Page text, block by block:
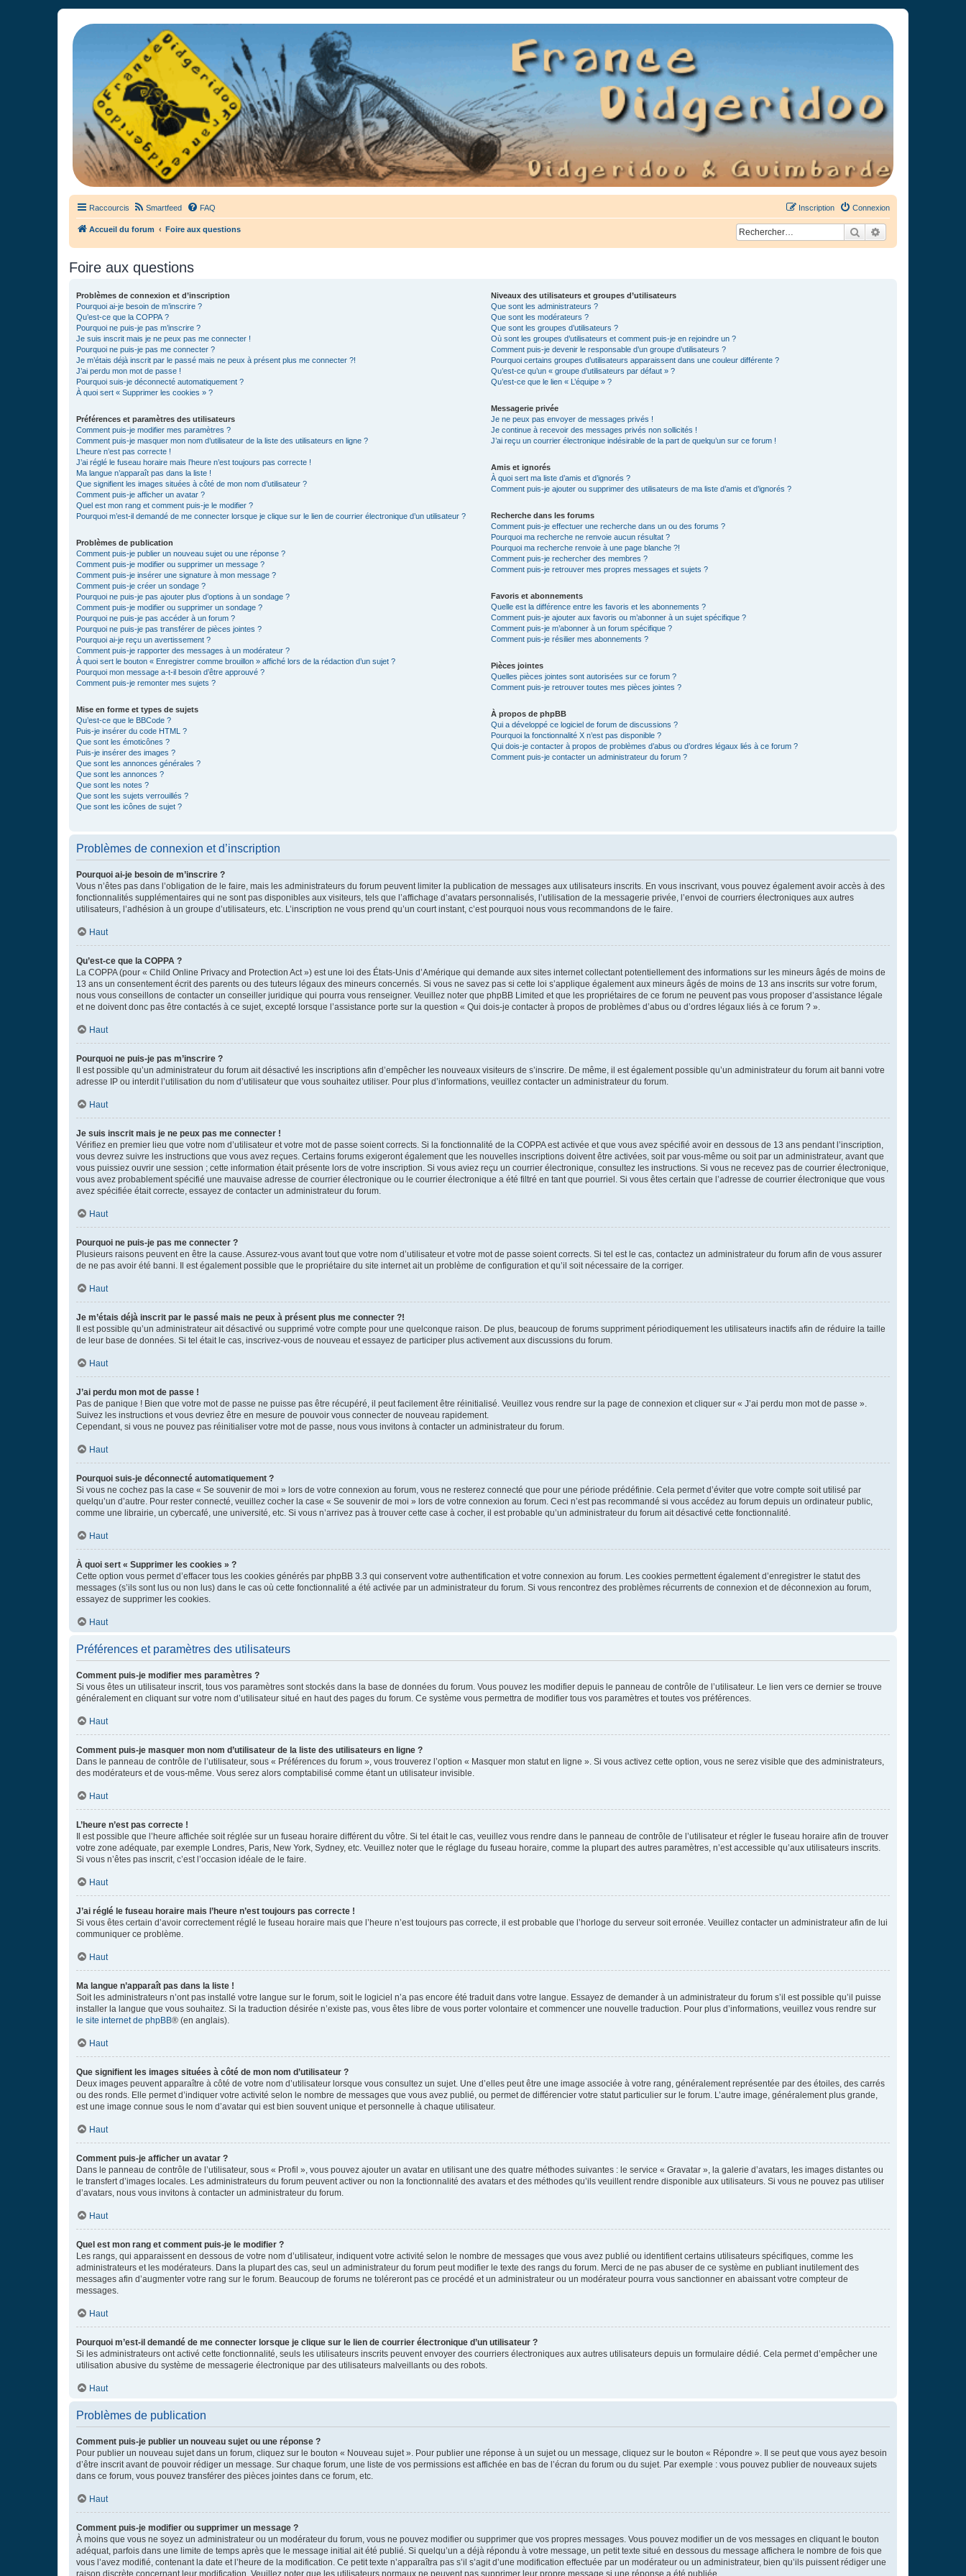
France Didgeridoo
Didgeridoo et Guimbarde sur France Didgeridoo - retrouvez la communauté.
Raccourcis Smartfeed FAQ Connexion
Inscription
Accueil du forum Foire aux questions Rechercher
Foire aux questions
Problèmes de connexion et d’inscription
Pourquoi ai-je besoin de m’inscrire ?
Qu’est-ce que la COPPA ?
Pourquoi ne puis-je pas m’inscrire ?
Je suis inscrit mais je ne peux pas me connecter !
Pourquoi ne puis-je pas me connecter ?
Je m’étais déjà inscrit par le passé mais ne peux à présent plus me connecter ?!
J’ai perdu mon mot de passe !
Pourquoi suis-je déconnecté automatiquement ?
À quoi sert « Supprimer les cookies » ?
Préférences et paramètres des utilisateurs
Comment puis-je modifier mes paramètres ?
Comment puis-je masquer mon nom d’utilisateur de la liste des utilisateurs en ligne ?
L’heure n’est pas correcte !
J’ai réglé le fuseau horaire mais l’heure n’est toujours pas correcte !
Ma langue n’apparaît pas dans la liste !
Que signifient les images situées à côté de mon nom d’utilisateur ?
Comment puis-je afficher un avatar ?
Quel est mon rang et comment puis-je le modifier ?
Pourquoi m’est-il demandé de me connecter lorsque je clique sur le lien de courrier électronique d’un utilisateur ?
Problèmes de publication
Comment puis-je publier un nouveau sujet ou une réponse ?
Comment puis-je modifier ou supprimer un message ?
Comment puis-je insérer une signature à mon message ?
Comment puis-je créer un sondage ?
Pourquoi ne puis-je pas ajouter plus d’options à un sondage ?
Comment puis-je modifier ou supprimer un sondage ?
Pourquoi ne puis-je pas accéder à un forum ?
Pourquoi ne puis-je pas transférer de pièces jointes ?
Pourquoi ai-je reçu un avertissement ?
Comment puis-je rapporter des messages à un modérateur ?
À quoi sert le bouton « Enregistrer comme brouillon » affiché lors de la rédaction d’un sujet ?
Pourquoi mon message a-t-il besoin d’être approuvé ?
Comment puis-je remonter mes sujets ?
Mise en forme et types de sujets
Qu’est-ce que le BBCode ?
Puis-je insérer du code HTML ?
Que sont les émoticônes ?
Puis-je insérer des images ?
Que sont les annonces générales ?
Que sont les annonces ?
Que sont les notes ?
Que sont les sujets verrouillés ?
Que sont les icônes de sujet ?
Niveaux des utilisateurs et groupes d’utilisateurs
Que sont les administrateurs ?
Que sont les modérateurs ?
Que sont les groupes d’utilisateurs ?
Où sont les groupes d’utilisateurs et comment puis-je en rejoindre un ?
Comment puis-je devenir le responsable d’un groupe d’utilisateurs ?
Pourquoi certains groupes d’utilisateurs apparaissent dans une couleur différente ?
Qu’est-ce qu’un « groupe d’utilisateurs par défaut » ?
Qu’est-ce que le lien « L’équipe » ?
Messagerie privée
Je ne peux pas envoyer de messages privés !
Je continue à recevoir des messages privés non sollicités !
J’ai reçu un courrier électronique indésirable de la part de quelqu’un sur ce forum !
Amis et ignorés
À quoi sert ma liste d’amis et d’ignorés ?
Comment puis-je ajouter ou supprimer des utilisateurs de ma liste d’amis et d’ignorés ?
Recherche dans les forums
Comment puis-je effectuer une recherche dans un ou des forums ?
Pourquoi ma recherche ne renvoie aucun résultat ?
Pourquoi ma recherche renvoie à une page blanche ?!
Comment puis-je rechercher des membres ?
Comment puis-je retrouver mes propres messages et sujets ?
Favoris et abonnements
Quelle est la différence entre les favoris et les abonnements ?
Comment puis-je ajouter aux favoris ou m’abonner à un sujet spécifique ?
Comment puis-je m’abonner à un forum spécifique ?
Comment puis-je résilier mes abonnements ?
Pièces jointes
Quelles pièces jointes sont autorisées sur ce forum ?
Comment puis-je retrouver toutes mes pièces jointes ?
À propos de phpBB
Qui a développé ce logiciel de forum de discussions ?
Pourquoi la fonctionnalité X n’est pas disponible ?
Qui dois-je contacter à propos de problèmes d’abus ou d’ordres légaux liés à ce forum ?
Comment puis-je contacter un administrateur du forum ?
Problèmes de connexion et d’inscription
Pourquoi ai-je besoin de m’inscrire ?
Vous n’êtes pas dans l’obligation de le faire, mais les administrateurs du forum peuvent limiter la publication de messages aux utilisateurs inscrits. En vous inscrivant, vous pouvez également avoir accès à des
fonctionnalités supplémentaires qui ne sont pas disponibles aux visiteurs, tels que l’affichage d’avatars personnalisés, l’utilisation de la messagerie privée, l’envoi de courriers électroniques aux autres
utilisateurs, l’adhésion à un groupe d’utilisateurs, etc. L’inscription ne vous prend qu’un court instant, c’est pourquoi nous vous recommandons de le faire.
Haut
Qu’est-ce que la COPPA ?
La COPPA (pour « Child Online Privacy and Protection Act ») est une loi des États-Unis d’Amérique qui demande aux sites internet collectant potentiellement des informations sur les mineurs âgés de moins de
13 ans un consentement écrit des parents ou des tuteurs légaux des mineurs concernés. Si vous ne savez pas si cette loi s’applique également aux mineurs âgés de moins de 13 ans inscrits sur votre forum,
nous vous conseillons de contacter un conseiller juridique qui pourra vous renseigner. Veuillez noter que phpBB Limited et que les propriétaires de ce forum ne peuvent pas vous proposer d’assistance légale
et ne doivent donc pas être contactés à ce sujet, excepté lorsque l’assistance porte sur la question « Qui dois-je contacter à propos de problèmes d’abus ou d’ordres légaux liés à ce forum ? ».
Haut
Pourquoi ne puis-je pas m’inscrire ?
Il est possible qu’un administrateur du forum ait désactivé les inscriptions afin d’empêcher les nouveaux visiteurs de s’inscrire. De même, il est également possible qu’un administrateur du forum ait banni votre
adresse IP ou interdit l’utilisation du nom d’utilisateur que vous souhaitez utiliser. Pour plus d’informations, veuillez contacter un administrateur du forum.
Haut
Je suis inscrit mais je ne peux pas me connecter !
Vérifiez en premier lieu que votre nom d’utilisateur et votre mot de passe soient corrects. Si la fonctionnalité de la COPPA est activée et que vous avez spécifié avoir en dessous de 13 ans pendant l’inscription,
vous devrez suivre les instructions que vous avez reçues. Certains forums exigeront également que les nouvelles inscriptions doivent être activées, soit par vous-même ou soit par un administrateur, avant que
vous puissiez ouvrir une session ; cette information était présente lors de votre inscription. Si vous aviez reçu un courrier électronique, consultez les instructions. Si vous ne recevez pas de courrier électronique,
vous avez probablement spécifié une mauvaise adresse de courrier électronique ou le courrier électronique a été filtré en tant que pourriel. Si vous êtes certain que l’adresse de courrier électronique que vous
avez spécifiée était correcte, essayez de contacter un administrateur du forum.
Haut
Pourquoi ne puis-je pas me connecter ?
Plusieurs raisons peuvent en être la cause. Assurez-vous avant tout que votre nom d’utilisateur et votre mot de passe soient corrects. Si tel est le cas, contactez un administrateur du forum afin de vous assurer
de ne pas avoir été banni. Il est également possible que le propriétaire du site internet ait un problème de configuration et qu’il soit nécessaire de la corriger.
Haut
Je m’étais déjà inscrit par le passé mais ne peux à présent plus me connecter ?!
Il est possible qu’un administrateur ait désactivé ou supprimé votre compte pour une quelconque raison. De plus, beaucoup de forums suppriment périodiquement les utilisateurs inactifs afin de réduire la taille
de leur base de données. Si tel était le cas, inscrivez-vous de nouveau et essayez de participer plus activement aux discussions du forum.
Haut
J’ai perdu mon mot de passe !
Pas de panique ! Bien que votre mot de passe ne puisse pas être récupéré, il peut facilement être réinitialisé. Veuillez vous rendre sur la page de connexion et cliquer sur « J’ai perdu mon mot de passe ».
Suivez les instructions et vous devriez être en mesure de pouvoir vous connecter de nouveau rapidement.
Cependant, si vous ne pouvez pas réinitialiser votre mot de passe, nous vous invitons à contacter un administrateur du forum.
Haut
Pourquoi suis-je déconnecté automatiquement ?
Si vous ne cochez pas la case « Se souvenir de moi » lors de votre connexion au forum, vous ne resterez connecté que pour une période prédéfinie. Cela permet d’éviter que votre compte soit utilisé par
quelqu’un d’autre. Pour rester connecté, veuillez cocher la case « Se souvenir de moi » lors de votre connexion au forum. Ceci n’est pas recommandé si vous accédez au forum depuis un ordinateur public,
comme une librairie, un cybercafé, une université, etc. Si vous n’arrivez pas à trouver cette case à cocher, il est probable qu’un administrateur du forum ait désactivé cette fonctionnalité.
Haut
À quoi sert « Supprimer les cookies » ?
Cette option vous permet d’effacer tous les cookies générés par phpBB 3.3 qui conservent votre authentification et votre connexion au forum. Les cookies permettent également d’enregistrer le statut des
messages (s’ils sont lus ou non lus) dans le cas où cette fonctionnalité a été activée par un administrateur du forum. Si vous rencontrez des problèmes récurrents de connexion et de déconnexion au forum,
essayez de supprimer les cookies.
Haut
Préférences et paramètres des utilisateurs
Comment puis-je modifier mes paramètres ?
Si vous êtes un utilisateur inscrit, tous vos paramètres sont stockés dans la base de données du forum. Vous pouvez les modifier depuis le panneau de contrôle de l’utilisateur. Le lien vers ce dernier se trouve
généralement en cliquant sur votre nom d’utilisateur situé en haut des pages du forum. Ce système vous permettra de modifier tous vos paramètres et toutes vos préférences.
Haut
Comment puis-je masquer mon nom d’utilisateur de la liste des utilisateurs en ligne ?
Dans le panneau de contrôle de l’utilisateur, sous « Préférences du forum », vous trouverez l’option « Masquer mon statut en ligne ». Si vous activez cette option, vous ne serez visible que des administrateurs,
des modérateurs et de vous-même. Vous serez alors comptabilisé comme étant un utilisateur invisible.
Haut
L’heure n’est pas correcte !
Il est possible que l’heure affichée soit réglée sur un fuseau horaire différent du vôtre. Si tel était le cas, veuillez vous rendre dans le panneau de contrôle de l’utilisateur et régler le fuseau horaire afin de trouver
votre zone adéquate, par exemple Londres, Paris, New York, Sydney, etc. Veuillez noter que le réglage du fuseau horaire, comme la plupart des autres paramètres, n’est accessible qu’aux utilisateurs inscrits.
Si vous n’êtes pas inscrit, c’est l’occasion idéale de le faire.
Haut
J’ai réglé le fuseau horaire mais l’heure n’est toujours pas correcte !
Si vous êtes certain d’avoir correctement réglé le fuseau horaire mais que l’heure n’est toujours pas correcte, il est probable que l’horloge du serveur soit erronée. Veuillez contacter un administrateur afin de lui
communiquer ce problème.
Haut
Ma langue n’apparaît pas dans la liste !
Soit les administrateurs n’ont pas installé votre langue sur le forum, soit le logiciel n’a pas encore été traduit dans votre langue. Essayez de demander à un administrateur du forum s’il est possible qu’il puisse
installer la langue que vous souhaitez. Si la traduction désirée n’existe pas, vous êtes libre de vous porter volontaire et commencer une nouvelle traduction. Pour plus d’informations, veuillez vous rendre sur
le site internet de phpBB® (en anglais).
Haut
Que signifient les images situées à côté de mon nom d’utilisateur ?
Deux images peuvent apparaître à côté de votre nom d’utilisateur lorsque vous consultez un sujet. Une d’elles peut être une image associée à votre rang, généralement représentée par des étoiles, des carrés
ou des ronds. Elle permet d’indiquer votre activité selon le nombre de messages que vous avez publié, ou permet de différencier votre statut particulier sur le forum. L’autre image, généralement plus grande,
est une image connue sous le nom d’avatar qui est bien souvent unique et personnelle à chaque utilisateur.
Haut
Comment puis-je afficher un avatar ?
Dans le panneau de contrôle de l’utilisateur, sous « Profil », vous pouvez ajouter un avatar en utilisant une des quatre méthodes suivantes : le service « Gravatar », la galerie d’avatars, les images distantes ou
le transfert d’images locales. Les administrateurs du forum peuvent activer ou non la fonctionnalité des avatars et des méthodes qu’ils veuillent rendre disponible aux utilisateurs. Si vous ne pouvez pas utiliser
d’avatars, nous vous invitons à contacter un administrateur du forum.
Haut
Quel est mon rang et comment puis-je le modifier ?
Les rangs, qui apparaissent en dessous de votre nom d’utilisateur, indiquent votre activité selon le nombre de messages que vous avez publié ou identifient certains utilisateurs spécifiques, comme les
administrateurs et les modérateurs. Dans la plupart des cas, seul un administrateur du forum peut modifier le texte des rangs du forum. Merci de ne pas abuser de ce système en publiant inutilement des
messages afin d’augmenter votre rang sur le forum. Beaucoup de forums ne toléreront pas ce procédé et un administrateur ou un modérateur pourra vous sanctionner en abaissant votre compteur de
messages.
Haut
Pourquoi m’est-il demandé de me connecter lorsque je clique sur le lien de courrier électronique d’un utilisateur ?
Si les administrateurs ont activé cette fonctionnalité, seuls les utilisateurs inscrits peuvent envoyer des courriers électroniques aux autres utilisateurs depuis un formulaire dédié. Cela permet d’empêcher une
utilisation abusive du système de messagerie électronique par des utilisateurs malveillants ou des robots.
Haut
Problèmes de publication
Comment puis-je publier un nouveau sujet ou une réponse ?
Pour publier un nouveau sujet dans un forum, cliquez sur le bouton « Nouveau sujet ». Pour publier une réponse à un sujet ou un message, cliquez sur le bouton « Répondre ». Il se peut que vous ayez besoin
d’être inscrit avant de pouvoir rédiger un message. Sur chaque forum, une liste de vos permissions est affichée en bas de l’écran du forum ou du sujet. Par exemple : vous pouvez publier de nouveaux sujets
dans ce forum, vous pouvez transférer des pièces jointes dans ce forum, etc.
Haut
Comment puis-je modifier ou supprimer un message ?
À moins que vous ne soyez un administrateur ou un modérateur du forum, vous ne pouvez modifier ou supprimer que vos propres messages. Vous pouvez modifier un de vos messages en cliquant le bouton
adéquat, parfois dans une limite de temps après que le message initial ait été publié. Si quelqu’un a déjà répondu à votre message, un petit texte situé en dessous du message affichera le nombre de fois que
vous l’avez modifié, contenant la date et l’heure de la modification. Ce petit texte n’apparaîtra pas s’il s’agit d’une modification effectuée par un modérateur ou un administrateur, bien qu’ils puissent rédiger une
raison discrète concernant leur modification. Veuillez noter que les utilisateurs normaux ne peuvent pas supprimer leur propre message si une réponse a été publiée.